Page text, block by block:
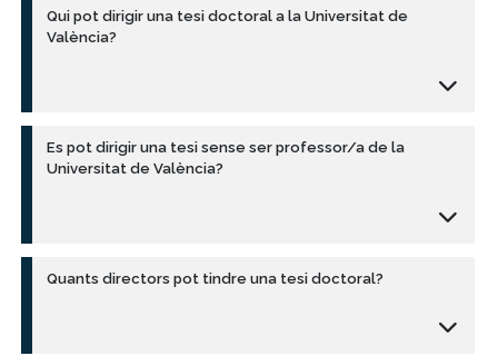
Qui pot dirigir una tesi doctoral a la Universitat de
València?
Es pot dirigir una tesi sense ser professor/a de la
Universitat de València?
Quants directors pot tindre una tesi doctoral?